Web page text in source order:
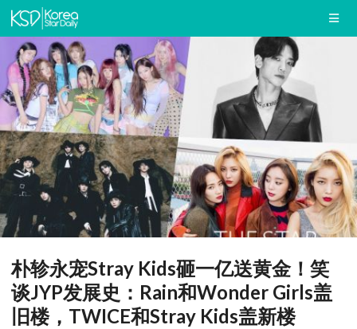
朴轸永宠Stray Kids砸一亿送黄金！笑
谈JYP发展史：Rain和Wonder Girls盖
旧楼，TWICE和Stray Kids盖新楼